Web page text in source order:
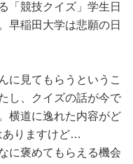
「競技クイズ」学生日
早稲田大学は悲願の日
に見てもらうというこ
し、クイズの話が今で
横道に逸れた内容がど
ありますけど…
に褒めてもらえる機会